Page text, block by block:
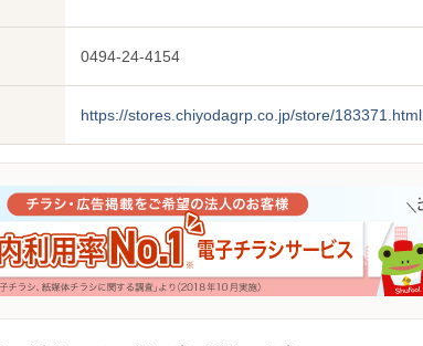
0494-24-4154
https://stores.chiyodagrp.co.jp/store/183371.html